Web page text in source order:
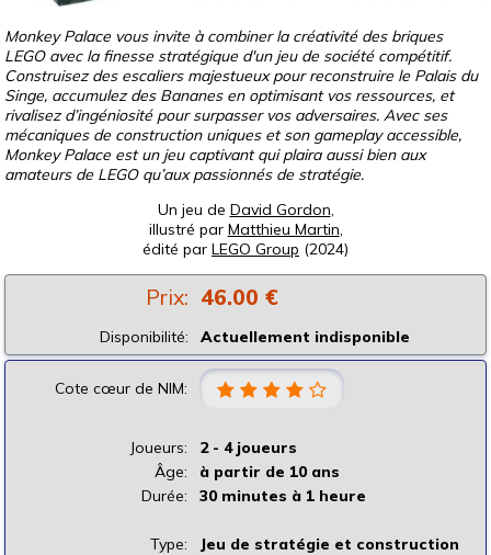
Monkey Palace vous invite à combiner la créativité des briques
LEGO avec la finesse stratégique d'un jeu de société compétitif.
Construisez des escaliers majestueux pour reconstruire le Palais du
Singe, accumulez des Bananes en optimisant vos ressources, et
rivalisez d’ingéniosité pour surpasser vos adversaires. Avec ses
mécaniques de construction uniques et son gameplay accessible,
Monkey Palace est un jeu captivant qui plaira aussi bien aux
amateurs de LEGO qu’aux passionnés de stratégie.
Un jeu de David Gordon,
illustré par Matthieu Martin,
édité par LEGO Group (2024)
Prix: 46.00 €
Disponibilité: Actuellement indisponible
Cote cœur de NIM:
Joueurs:
2 - 4 joueurs
Âge:
à partir de 10 ans
Durée:
30 minutes à 1 heure
Type: Jeu de stratégie et construction